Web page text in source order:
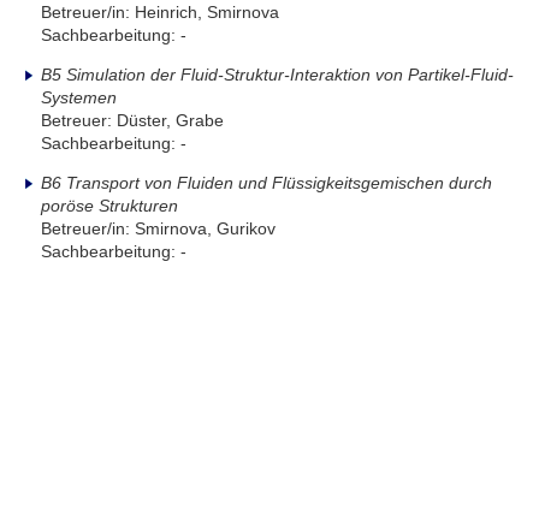
Betreuer/in: Heinrich, Smirnova
Sachbearbeitung: -
B5 Simulation der Fluid-Struktur-Interaktion von Partikel-Fluid-
Systemen
Betreuer: Düster, Grabe
Sachbearbeitung: -
B6 Transport von Fluiden und Flüssigkeitsgemischen durch
poröse Strukturen
Betreuer/in: Smirnova, Gurikov
Sachbearbeitung: -